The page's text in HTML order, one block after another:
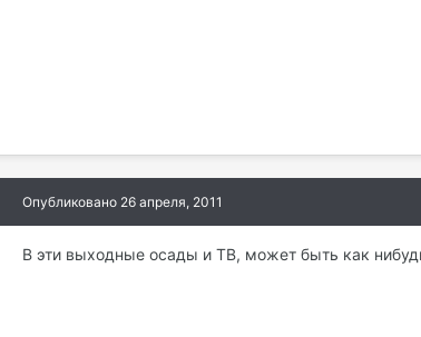
Опубликовано 26 апреля, 2011
В эти выходные осады и ТВ, может быть как